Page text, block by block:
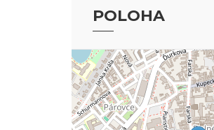
POLOHA